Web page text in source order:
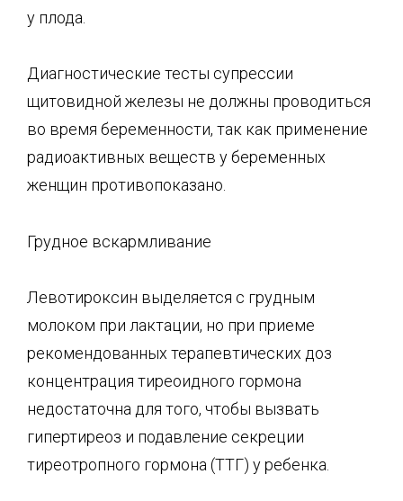
у плода.
Диагностические тесты супрессии
щитовидной железы не должны проводиться
во время беременности, так как применение
радиоактивных веществ у беременных
женщин противопоказано.
Грудное вскармливание
Левотироксин выделяется с грудным
молоком при лактации, но при приеме
рекомендованных терапевтических доз
концентрация тиреоидного гормона
недостаточна для того, чтобы вызвать
гипертиреоз и подавление секреции
тиреотропного гормона (ТТГ) у ребенка.